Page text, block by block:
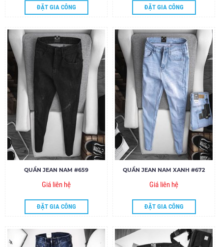
ĐẶT GIA CÔNG ĐẶT GIA CÔNG
QUẦN JEAN NAM #659
Giá liên hệ
ĐẶT GIA CÔNG
QUẦN JEAN NAM XANH #672
Giá liên hệ
ĐẶT GIA CÔNG